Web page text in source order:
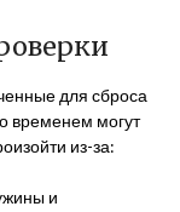
для сброса
временем могут
из-за:
и